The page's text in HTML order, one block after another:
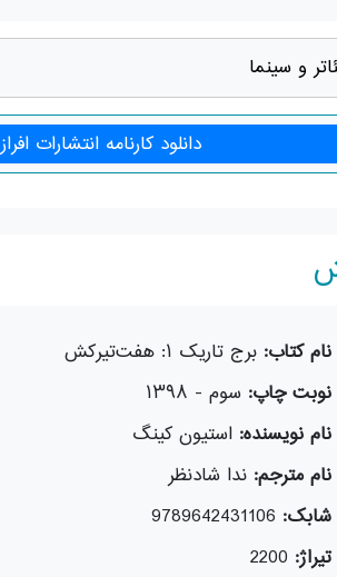
و سينما
دانلود کارنامه انتشارات افراز
نام کتاب:برج تاریک ۱: هفت‌تیرکش
نوبت چاپ: سوم - ۱۳۹۸
نام نویسنده:استیون کینگ
نام مترجم:ندا شادنظر
شابک: 9789642431106
تیراژ: 2200